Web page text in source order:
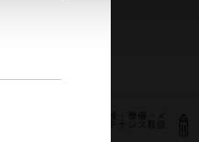
車検・整備・メ